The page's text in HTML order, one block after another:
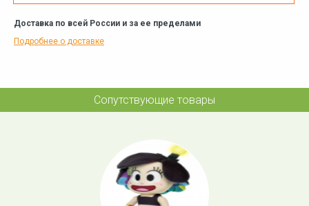
Доставка по всей России и за ее пределами
Подробнее о доставке
Сопутствующие товары